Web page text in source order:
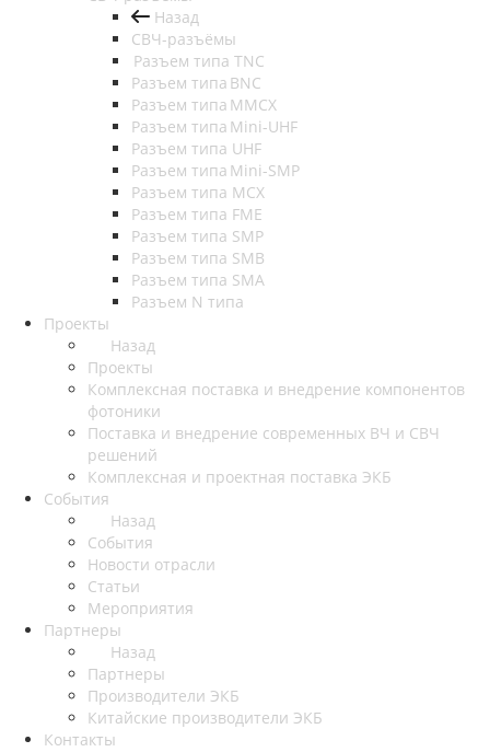
Назад
СВЧ-разъёмы
Разъем типа TNC
Разъем типа BNC
Разъем типа MMCX
Разъем типа Mini-UHF
Разъем типа UHF
Разъем типа Mini-SMP
Разъем типа MCX
Разъем типа FME
Разъем типа SMP
Разъем типа SMB
Разъем типа SMA
Разъем N типа
Проекты
Назад
Проекты
Комплексная поставка и внедрение компонентов
фотоники
Поставка и внедрение современных ВЧ и СВЧ
решений
Комплексная и проектная поставка ЭКБ
События
Назад
События
Новости отрасли
Статьи
Мероприятия
Партнеры
Назад
Партнеры
Производители ЭКБ
Китайские производители ЭКБ
Контакты